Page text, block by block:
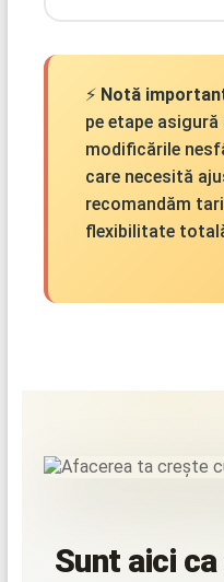
⚡ Notă
pe etape
modificările
care necesită
recomandăm
flexibilitate
Sunt aici